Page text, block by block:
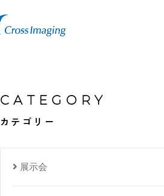
CATEGORY
カテゴリー
展示会